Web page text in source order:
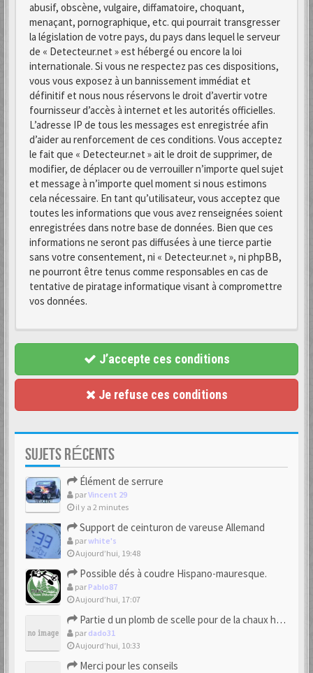
abusif, obscène, vulgaire, diffamatoire, choquant,
menaçant, pornographique, etc. qui pourrait transgresser
la législation de votre pays, du pays dans lequel le serveur
de « Detecteur.net » est hébergé ou encore la loi
internationale. Si vous ne respectez pas ces dispositions,
vous vous exposez à un bannissement immédiat et
définitif et nous nous réservons le droit d’avertir votre
fournisseur d’accès à internet et les autorités officielles.
L’adresse IP de tous les messages est enregistrée afin
d’aider au renforcement de ces conditions. Vous acceptez
le fait que « Detecteur.net » ait le droit de supprimer, de
modifier, de déplacer ou de verrouiller n’importe quel sujet
et message à n’importe quel moment si nous estimons
cela nécessaire. En tant qu’utilisateur, vous acceptez que
toutes les informations que vous avez renseignées soient
enregistrées dans notre base de données. Bien que ces
informations ne seront pas diffusées à une tierce partie
sans votre consentement, ni « Detecteur.net », ni phpBB,
ne pourront être tenus comme responsables en cas de
tentative de piratage informatique visant à compromettre
vos données.
J’accepte ces conditions
Je refuse ces conditions
SUJETS RÉCENTS
Élément de serrure
parVincent 29
il y a 2 minutes
Support de ceinturon de vareuse Allemand
parwhite's
Aujourd’hui, 19:48
Possible dés à coudre Hispano-mauresque.
par Pablo87
Aujourd’hui, 17:07
Partie d un plomb de scelle pour de la chaux hydraulique
par dado31
Aujourd’hui, 10:33
Merci pour les conseils